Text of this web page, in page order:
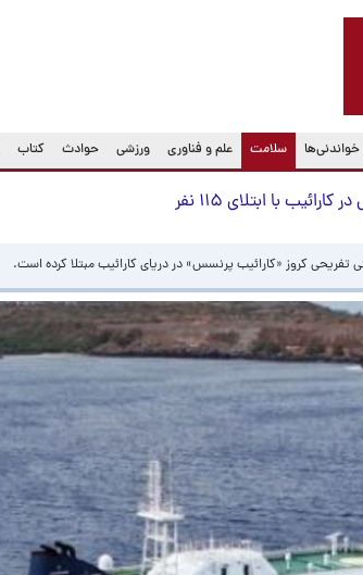
خواندنی‌ها سلامت
(current) علم و فناوری ورزشی حوادث کتاب
با ابتلای ۱۱۵ نفر